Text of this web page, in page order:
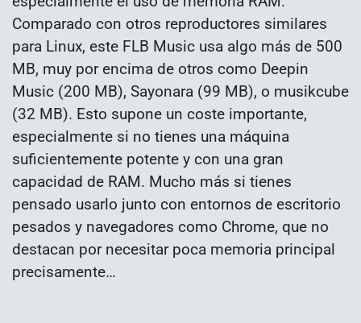
Comparado con otros reproductores similares
para Linux, este FLB Music usa algo más de 500
MB, muy por encima de otros como Deepin
Music (200 MB), Sayonara (99 MB), o musikcube
(32 MB). Esto supone un coste importante,
especialmente si no tienes una máquina
suficientemente potente y con una gran
capacidad de RAM. Mucho más si tienes
pensado usarlo junto con entornos de escritorio
pesados y navegadores como Chrome, que no
destacan por necesitar poca memoria principal
precisamente…